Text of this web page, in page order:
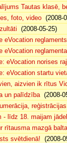
Tautas klasē,
foto, video (2008-
(2008-05-25)
eVocation reglaments
eVocation
eVocation norises
eVocation startu
aizvien ik rītus
un palīdzība(2008-
- līdz 18. maijam
rītausma mazgā
svētdienā! (2008-